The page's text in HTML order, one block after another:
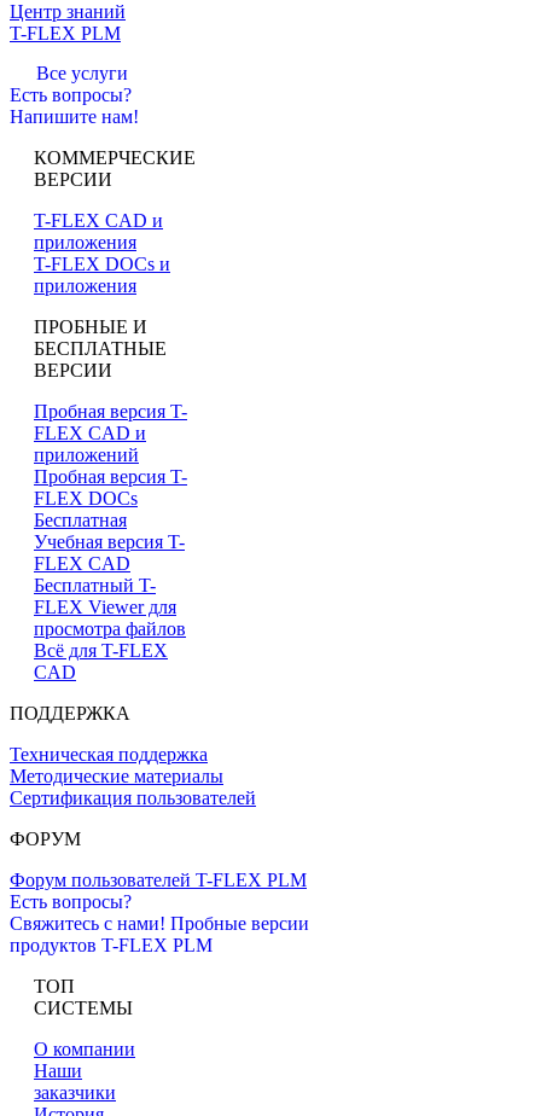
Центр знаний
T-FLEX PLM
Все услуги
Есть вопросы?
Напишите нам!
КОММЕРЧЕСКИЕ
ВЕРСИИ
T-FLEX CAD и
приложения
T-FLEX DOCs и
приложения
ПРОБНЫЕ И
БЕСПЛАТНЫЕ
ВЕРСИИ
Пробная версия T-
FLEX CAD и
приложений
Пробная версия T-
FLEX DOCs
Бесплатная
Учебная версия T-
FLEX CAD
Бесплатный T-
FLEX Viewer для
просмотра файлов
Всё для T-FLEX
CAD
ПОДДЕРЖКА
Техническая поддержка
Методические материалы
Сертификация пользователей
ФОРУМ
Форум пользователей T-FLEX PLM
Есть вопросы?
Свяжитесь с нами! Пробные версии
продуктов T-FLEX PLM
ТОП
СИСТЕМЫ
О компании
Наши
заказчики